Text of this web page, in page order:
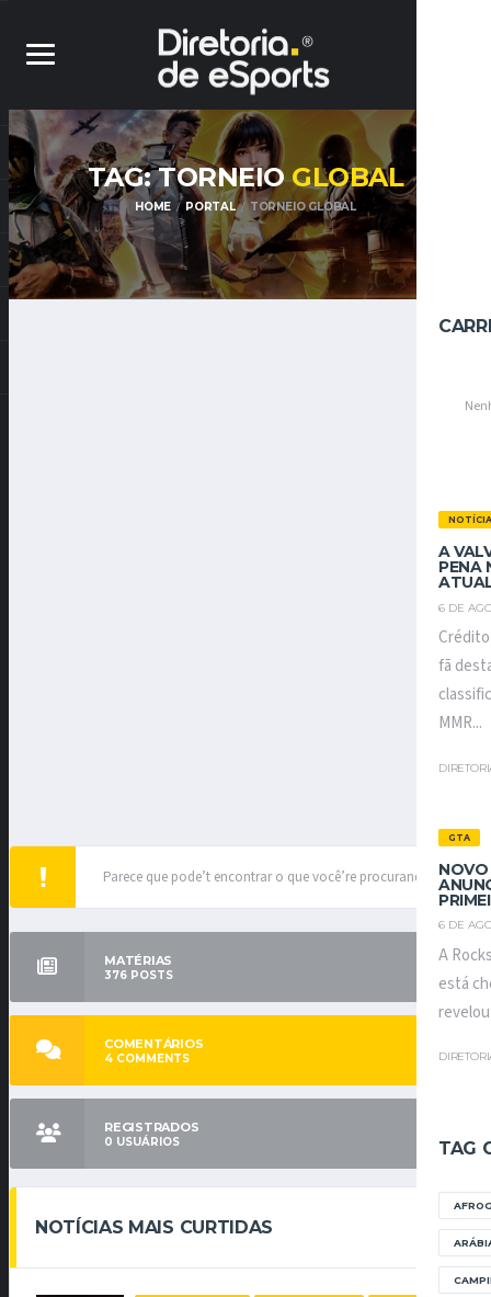
A
PENA
6 DE
fã
MMR...
GTA
6 DE
A
está
TAG
TAG: TORNEIOGLOBAL
HOME PORTAL TORNEIO GLOBAL
Parece que pode’t encontrar o que você’re procurando.
MATÉRIAS
376 POSTS
COMENTÁRIOS
4 COMMENTS
REGISTRADOS
0 USUÁRIOS
NOTÍCIAS MAIS CURTIDAS